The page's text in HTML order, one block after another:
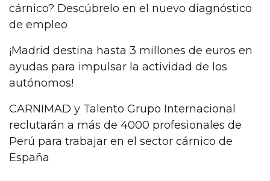
cárnico? Descúbrelo en el nuevo diagnóstico
de empleo
¡Madrid destina hasta 3 millones de euros en
ayudas para impulsar la actividad de los
autónomos!
CARNIMAD y Talento Grupo Internacional
reclutarán a más de 4000 profesionales de
Perú para trabajar en el sector cárnico de
España